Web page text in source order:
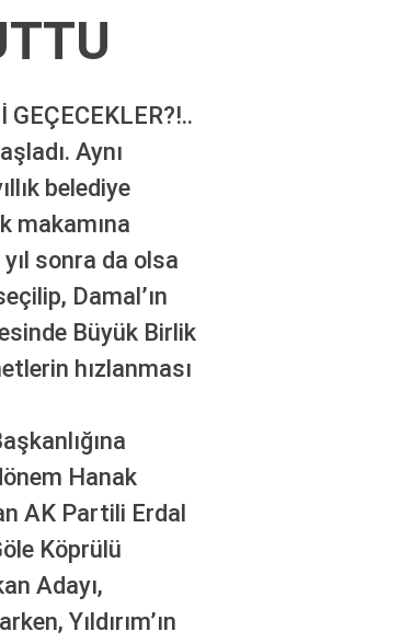
GEÇECEKLER?!..
Aynı
belediye
makamına
sonra da olsa
Damal’ın
Büyük Birlik
hızlanması
Hanak
AK Partili Erdal
Köprülü
Adayı,
Yıldırım’ın